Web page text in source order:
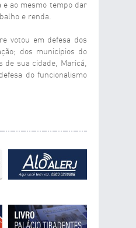
e ao mesmo tempo dar
e renda.
votou em defesa dos
dos municípios do
de sua cidade, Maricá,
do funcionalismo